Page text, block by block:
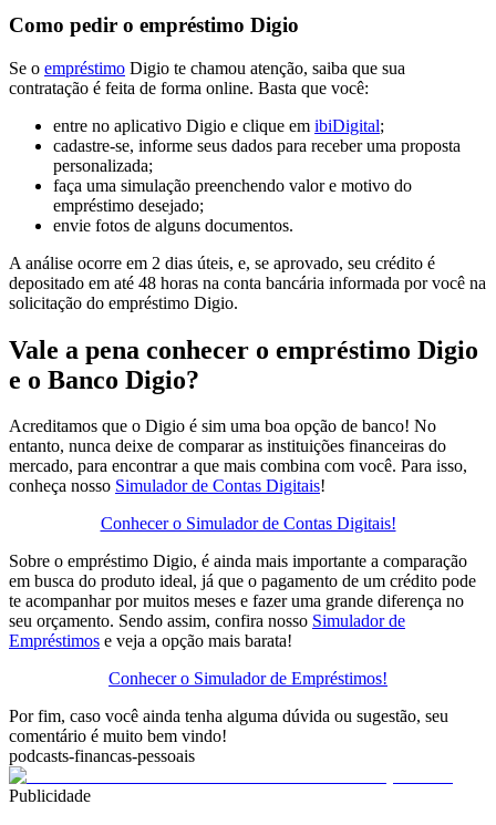
Como pedir o empréstimo Digio
Se o empréstimo Digio te chamou atenção, saiba que sua
contratação é feita de forma online. Basta que você:
entre no aplicativo Digio e clique em ibiDigital;
cadastre-se, informe seus dados para receber uma proposta
personalizada;
faça uma simulação preenchendo valor e motivo do
empréstimo desejado;
envie fotos de alguns documentos.
A análise ocorre em 2 dias úteis, e, se aprovado, seu crédito é
depositado em até 48 horas na conta bancária informada por você na
solicitação do empréstimo Digio.
Vale a pena conhecer o empréstimo Digio
e o Banco Digio?
Acreditamos que o Digio é sim uma boa opção de banco! No
entanto, nunca deixe de comparar as instituições financeiras do
mercado, para encontrar a que mais combina com você. Para isso,
conheça nosso Simulador de Contas Digitais!
Conhecer o Simulador de Contas Digitais!
Sobre o empréstimo Digio, é ainda mais importante a comparação
em busca do produto ideal, já que o pagamento de um crédito pode
te acompanhar por muitos meses e fazer uma grande diferença no
seu orçamento. Sendo assim, confira nosso Simulador de
Empréstimos e veja a opção mais barata!
Conhecer o Simulador de Empréstimos!
Por fim, caso você ainda tenha alguma dúvida ou sugestão, seu
comentário é muito bem vindo!
podcasts-financas-pessoais
Publicidade